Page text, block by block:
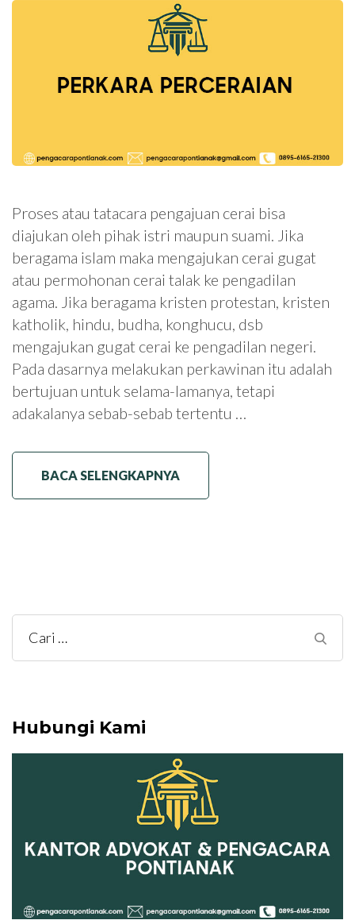
Proses atau tatacara pengajuan cerai bisa
diajukan oleh pihak istri maupun suami. Jika
beragama islam maka mengajukan cerai gugat
atau permohonan cerai talak ke pengadilan
agama. Jika beragama kristen protestan, kristen
katholik, hindu, budha, konghucu, dsb
mengajukan gugat cerai ke pengadilan negeri.
Pada dasarnya melakukan perkawinan itu adalah
bertujuan untuk selama-lamanya, tetapi
adakalanya sebab-sebab tertentu …
BACA SELENGKAPNYA
Cari
untuk:
Hubungi Kami